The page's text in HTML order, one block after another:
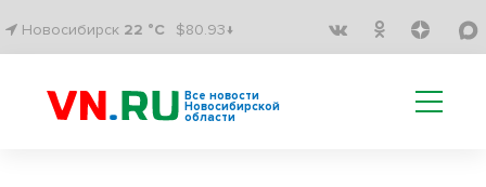
Новосибирск 22 °C $80.93↓
Все новости
Новосибирской
области